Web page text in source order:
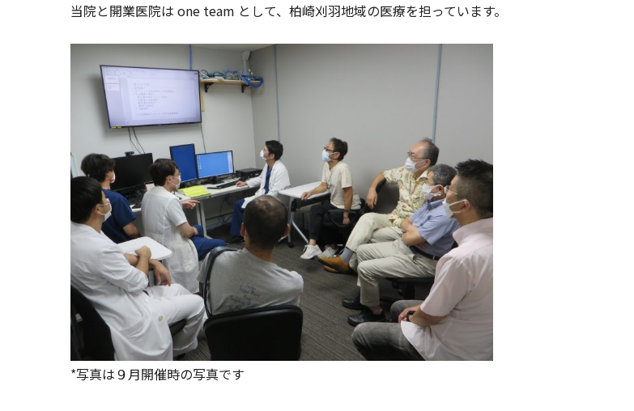
当院と開業医院は one team として、柏崎刈羽地域の医療を担っています。
*写真は９月開催時の写真です